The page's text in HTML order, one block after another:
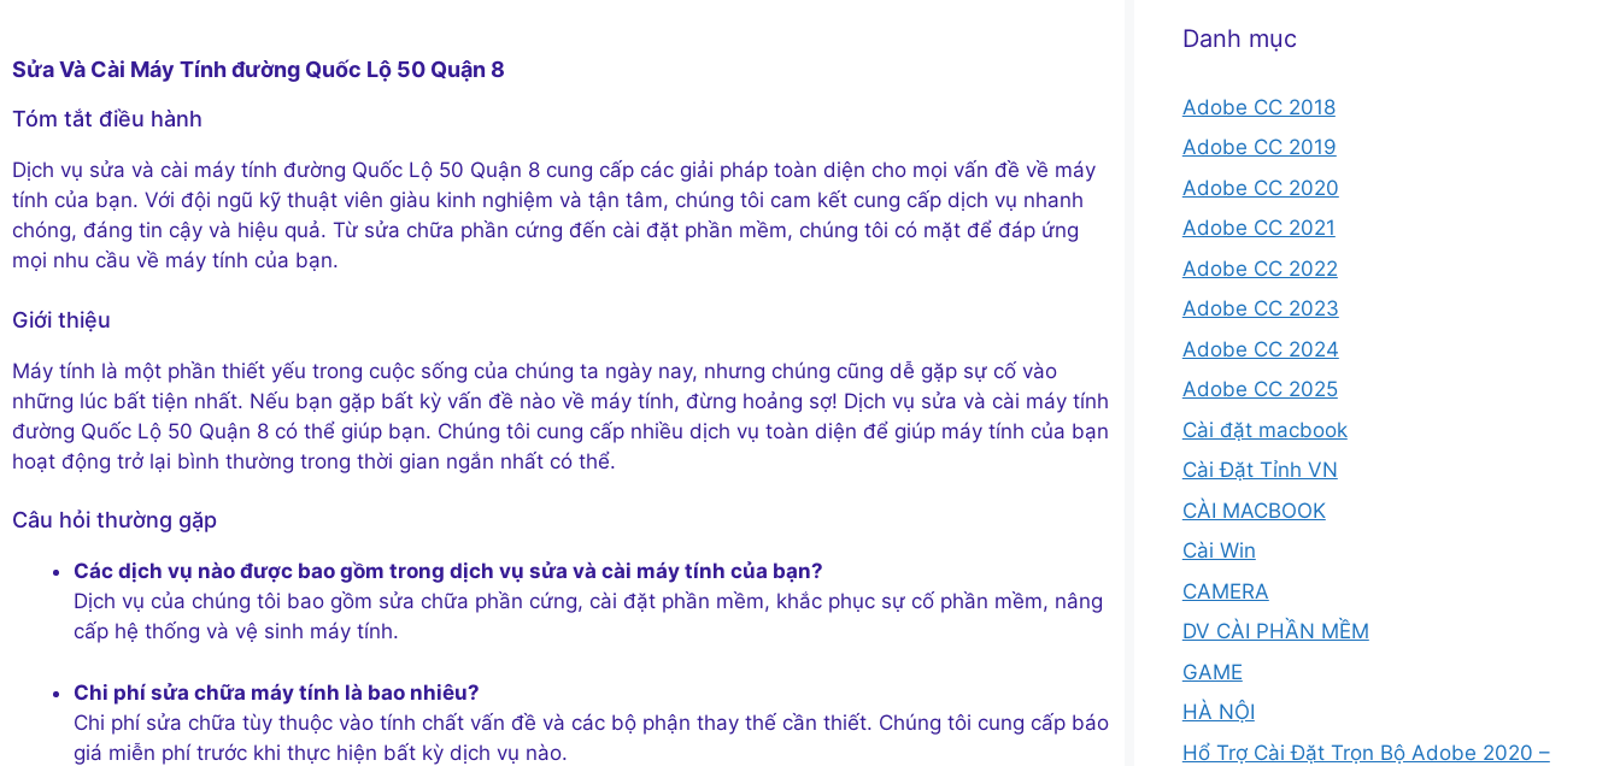
Sửa Và Cài Máy Tính đường Quốc Lộ 50 Quận 8
Tóm tắt điều hành
Dịch vụ sửa và cài máy tính đường Quốc Lộ 50 Quận 8 cung cấp các giải pháp toàn diện cho mọi vấn đề về máy
tính của bạn. Với đội ngũ kỹ thuật viên giàu kinh nghiệm và tận tâm, chúng tôi cam kết cung cấp dịch vụ nhanh
chóng, đáng tin cậy và hiệu quả. Từ sửa chữa phần cứng đến cài đặt phần mềm, chúng tôi có mặt để đáp ứng
mọi nhu cầu về máy tính của bạn.
Giới thiệu
Máy tính là một phần thiết yếu trong cuộc sống của chúng ta ngày nay, nhưng chúng cũng dễ gặp sự cố vào
những lúc bất tiện nhất. Nếu bạn gặp bất kỳ vấn đề nào về máy tính, đừng hoảng sợ! Dịch vụ sửa và cài máy tính
đường Quốc Lộ 50 Quận 8 có thể giúp bạn. Chúng tôi cung cấp nhiều dịch vụ toàn diện để giúp máy tính của bạn
hoạt động trở lại bình thường trong thời gian ngắn nhất có thể.
Câu hỏi thường gặp
Các dịch vụ nào được bao gồm trong dịch vụ sửa và cài máy tính của bạn?
Dịch vụ của chúng tôi bao gồm sửa chữa phần cứng, cài đặt phần mềm, khắc phục sự cố phần mềm, nâng
cấp hệ thống và vệ sinh máy tính.
Chi phí sửa chữa máy tính là bao nhiêu?
Chi phí sửa chữa tùy thuộc vào tính chất vấn đề và các bộ phận thay thế cần thiết. Chúng tôi cung cấp báo
giá miễn phí trước khi thực hiện bất kỳ dịch vụ nào.
Danh mục
Adobe CC 2018
Adobe CC 2019
Adobe CC 2020
Adobe CC 2021
Adobe CC 2022
Adobe CC 2023
Adobe CC 2024
Adobe CC 2025
Cài đặt macbook
Cài Đặt Tỉnh VN
CÀI MACBOOK
Cài Win
CAMERA
DV CÀI PHẦN MỀM
GAME
HÀ NỘI
Hổ Trợ Cài Đặt Trọn Bộ Adobe 2020 –